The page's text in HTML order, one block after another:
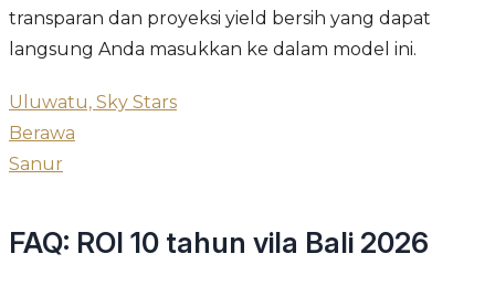
transparan dan proyeksi yield bersih yang dapat
langsung Anda masukkan ke dalam model ini.
Uluwatu, Sky Stars
Berawa
Sanur
FAQ: ROI 10 tahun vila Bali 2026